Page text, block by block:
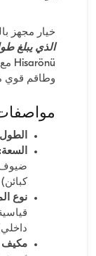
خيار مجهز
الذي يبلغ طوله 22
Hisarönü مع
وطاقم قوي
كبائن)
نوع
مكيف